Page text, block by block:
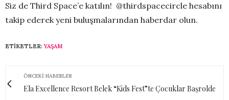
Siz de Third Space’e katılın! @thirdspacecircle hesabını
takip ederek yeni buluşmalarından haberdar olun.
ETIKETLER:YAŞAM
ÖNCEKI HABERLER
Ela Excellence Resort Belek “Kids Fest”te Çocuklar Başrolde